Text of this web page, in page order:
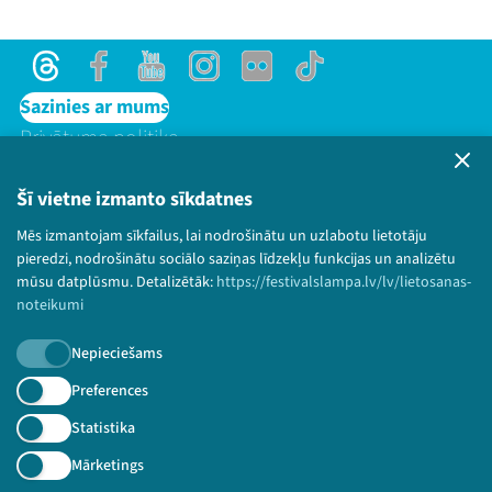
Šī vietne izmanto sīkdatnes
Mēs izmantojam sīkfailus, lai nodrošinātu un uzlabotu lietotāju
pieredzi, nodrošinātu sociālo saziņas līdzekļu funkcijas un analizētu
mūsu datplūsmu. Detalizētāk: https://festivalslampa.lv/lv/lietosanas-
noteikumi
Nepieciešams
Preferences
Statistika
Mārketings
ThreadsFacebookYoutube
X Instagram
Flick TikTok
ThreadsFacebookYoutubeInstagram
Flick TikTok
Sazinies ar mums
Privātuma politika
Bērnu aizsardzības politika
© 2026 Sarunu festivāls LAMPA Visas tiesības
paturētas.
Piesakies jaunumiem!
Nepalaid garām aktuālāko informāciju!